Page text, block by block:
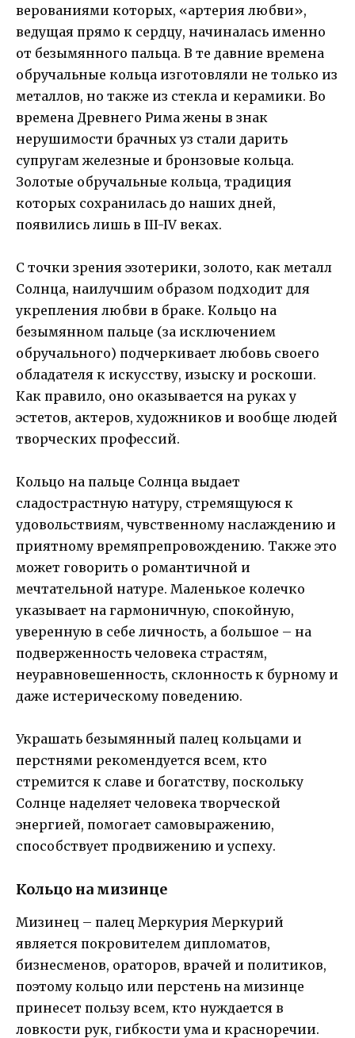
верованиями которых, «артерия любви»,
ведущая прямо к сердцу, начиналась именно
от безымянного пальца. В те давние времена
обручальные кольца изготовляли не только из
металлов, но также из стекла и керамики. Во
времена Древнего Рима жены в знак
нерушимости брачных уз стали дарить
супругам железные и бронзовые кольца.
Золотые обручальные кольца, традиция
которых сохранилась до наших дней,
появились лишь в III-IV веках.
С точки зрения эзотерики, золото, как металл
Солнца, наилучшим образом подходит для
укрепления любви в браке. Кольцо на
безымянном пальце (за исключением
обручального) подчеркивает любовь своего
обладателя к искусству, изыску и роскоши.
Как правило, оно оказывается на руках у
эстетов, актеров, художников и вообще людей
творческих профессий.
Кольцо на пальце Солнца выдает
сладострастную натуру, стремящуюся к
удовольствиям, чувственному наслаждению и
приятному времяпрепровождению. Также это
может говорить о романтичной и
мечтательной натуре. Маленькое колечко
указывает на гармоничную, спокойную,
уверенную в себе личность, а большое – на
подверженность человека страстям,
неуравновешенность, склонность к бурному и
даже истерическому поведению.
Украшать безымянный палец кольцами и
перстнями рекомендуется всем, кто
стремится к славе и богатству, поскольку
Солнце наделяет человека творческой
энергией, помогает самовыражению,
способствует продвижению и успеху.
Кольцо на мизинце
Мизинец – палец Меркурия Меркурий
является покровителем дипломатов,
бизнесменов, ораторов, врачей и политиков,
поэтому кольцо или перстень на мизинце
принесет пользу всем, кто нуждается в
ловкости рук, гибкости ума и красноречии.